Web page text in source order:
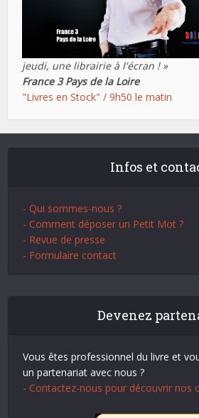
jeudi, une librairie à l'écran ! »
France 3 Pays de la Loire
"Livres en Stock" / 9h50 le matin
Infos et
- Qui sommes-nous ?
- Comment déposer un Petit Mot ?
- Revue de presse
- Formulaire contact
Devenez
Vous êtes professionnel du livre et
un partenariat avec nous ?
- Contactez-nous pour découvrir nos